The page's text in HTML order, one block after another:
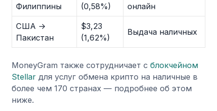
Филиппины
(0,58%)
онлайн
США →
Пакистан
$3,23
(1,62%)
Выдача наличных
MoneyGram также сотрудничает с блокчейном
Stellar для услуг обмена крипто на наличные в
более чем 170 странах — подробнее об этом
ниже.